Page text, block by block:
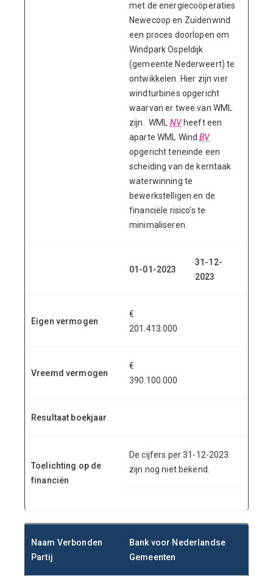
met de energiecoöperaties
Newecoop en Zuidenwind
een proces doorlopen om
Windpark Ospeldijk
(gemeente Nederweert) te
ontwikkelen. Hier zijn vier
windturbines opgericht
waarvan er twee van WML
zijn. WML NVheeft een
aparte WML WindBV
opgericht teneinde een
scheiding van de kerntaak
waterwinning te
bewerkstelligen en de
financiële risico’s te
minimaliseren.
01-01-2023
31-12-
2023
Eigen vermogen
€
201.413.000
Vreemd vermogen
€
390.100.000
Resultaat boekjaar
Toelichting op de
financiën
De cijfers per 31-12-2023
zijn nog niet bekend.
Naam Verbonden
Partij
Bank voor Nederlandse
Gemeenten